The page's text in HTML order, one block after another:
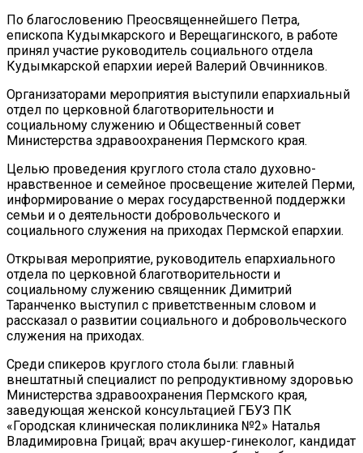
По благословению Преосвященнейшего Петра,
епископа Кудымкарского и Верещагинского, в работе
принял участие руководитель социального отдела
Кудымкарской епархии иерей Валерий Овчинников.
Организаторами мероприятия выступили епархиальный
отдел по церковной благотворительности и
социальному служению и Общественный совет
Министерства здравоохранения Пермского края.
Целью проведения круглого стола стало духовно-
нравственное и семейное просвещение жителей Перми,
информирование о мерах государственной поддержки
семьи и о деятельности добровольческого и
социального служения на приходах Пермской епархии.
Открывая мероприятие, руководитель епархиального
отдела по церковной благотворительности и
социальному служению священник Димитрий
Таранченко выступил с приветственным словом и
рассказал о развитии социального и добровольческого
служения на приходах.
Среди спикеров круглого стола были: главный
внештатный специалист по репродуктивному здоровью
Министерства здравоохранения Пермского края,
заведующая женской консультацией ГБУЗ ПК
«Городская клиническая поликлиника №2» Наталья
Владимировна Грицай; врач акушер-гинеколог, кандидат